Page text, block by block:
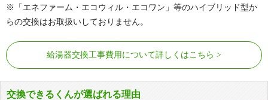
※「エネファーム・エコウィル・エコワン」等のハイブリッド型か
らの交換はお取扱いしておりません。
給湯器交換工事費用について詳しくはこちら
交換できるくんが選ばれる理由